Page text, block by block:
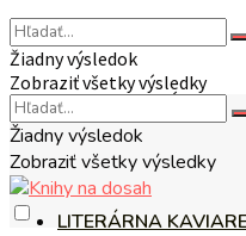
NA TÉMU
LITERÁRNA
Žiadny výsledok
Zobraziť všetky výsledky
Žiadny výsledok
Zobraziť všetky výsledky